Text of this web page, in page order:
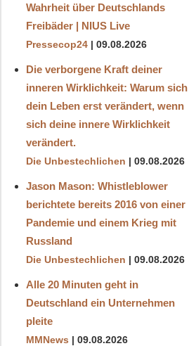
Wahrheit über Deutschlands
Freibäder | NIUS Live
Pressecop24 09.08.2026
Die verborgene Kraft deiner
inneren Wirklichkeit: Warum sich
dein Leben erst verändert, wenn
sich deine innere Wirklichkeit
verändert.
Die Unbestechlichen 09.08.2026
Jason Mason: Whistleblower
berichtete bereits 2016 von einer
Pandemie und einem Krieg mit
Russland
Die Unbestechlichen 09.08.2026
Alle 20 Minuten geht in
Deutschland ein Unternehmen
pleite
MMNews 09.08.2026